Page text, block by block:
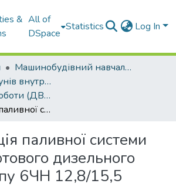
& All of
DSpace
Statistics Log In
Машинобудівний навчально-науковий інститут (МННІ)
Кафедра двигунів внутрішнього згоряння, установок та технічної експлуатації (ДВЗ,УтаТЕ)
Магістерські роботи (ДВЗ, УтаТЕ)
Модернізація паливної системи високообертового дизельного двигуна типу 6ЧН 12,8/15,5
паливної системи
дизельного
6ЧН 12,8/15,5